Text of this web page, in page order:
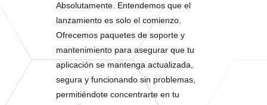
Absolutamente. Entendemos que el
lanzamiento es solo el comienzo.
Ofrecemos paquetes de soporte y
mantenimiento para asegurar que tu
aplicación se mantenga actualizada,
segura y funcionando sin problemas,
permitiéndote concentrarte en tu